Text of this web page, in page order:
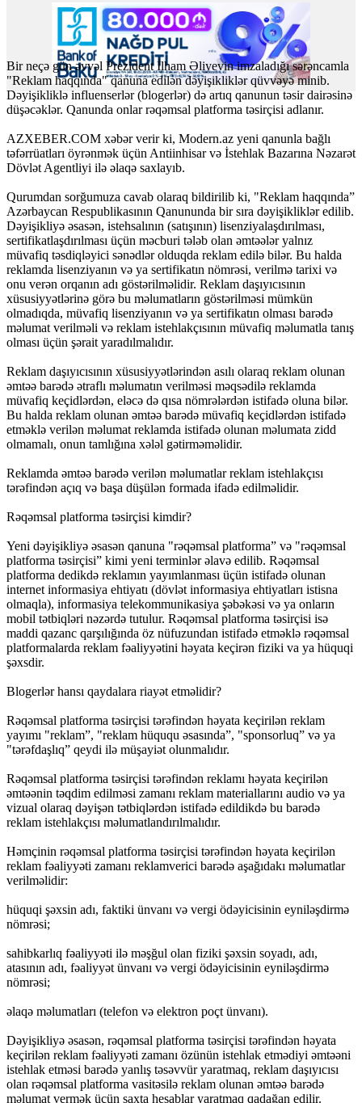
Bir neçə gün əvvəl Prezident İlham Əliyevin imzaladığı sərəncamla
"Reklam haqqında" qanuna edilən dəyişikliklər qüvvəyə minib.
Dəyişikliklə influenserlər (blogerlər) də artıq qanunun təsir dairəsinə
düşəcəklər. Qanunda onlar rəqəmsal platforma təsirçisi adlanır.
AZXEBER.COM xəbər verir ki, Modern.az yeni qanunla bağlı
təfərrüatları öyrənmək üçün Antiinhisar və İstehlak Bazarına Nəzarət
Dövlət Agentliyi ilə əlaqə saxlayıb.
Qurumdan sorğumuza cavab olaraq bildirilib ki, "Reklam haqqında”
Azərbaycan Respublikasının Qanununda bir sıra dəyişikliklər edilib.
Dəyişikliyə əsasən, istehsalının (satışının) lisenziyalaşdırılması,
sertifikatlaşdırılması üçün məcburi tələb olan əmtəələr yalnız
müvafiq təsdiqləyici sənədlər olduqda reklam edilə bilər. Bu halda
reklamda lisenziyanın və ya sertifikatın nömrəsi, verilmə tarixi və
onu verən orqanın adı göstərilməlidir. Reklam daşıyıcısının
xüsusiyyətlərinə görə bu məlumatların göstərilməsi mümkün
olmadıqda, müvafiq lisenziyanın və ya sertifikatın olması barədə
məlumat verilməli və reklam istehlakçısının müvafiq məlumatla tanış
olması üçün şərait yaradılmalıdır.
Reklam daşıyıcısının xüsusiyyətlərindən asılı olaraq reklam olunan
əmtəə barədə ətraflı məlumatın verilməsi məqsədilə reklamda
müvafiq keçidlərdən, eləcə də qısa nömrələrdən istifadə oluna bilər.
Bu halda reklam olunan əmtəə barədə müvafiq keçidlərdən istifadə
etməklə verilən məlumat reklamda istifadə olunan məlumata zidd
olmamalı, onun tamlığına xələl gətirməməlidir.
Reklamda əmtəə barədə verilən məlumatlar reklam istehlakçısı
tərəfindən açıq və başa düşülən formada ifadə edilməlidir.
Rəqəmsal platforma təsirçisi kimdir?
Yeni dəyişikliyə əsasən qanuna "rəqəmsal platforma” və "rəqəmsal
platforma təsirçisi” kimi yeni terminlər əlavə edilib. Rəqəmsal
platforma dedikdə reklamın yayımlanması üçün istifadə olunan
internet informasiya ehtiyatı (dövlət informasiya ehtiyatları istisna
olmaqla), informasiya telekommunikasiya şəbəkəsi və ya onların
mobil tətbiqləri nəzərdə tutulur. Rəqəmsal platforma təsirçisi isə
maddi qazanc qarşılığında öz nüfuzundan istifadə etməklə rəqəmsal
platformalarda reklam fəaliyyətini həyata keçirən fiziki va ya hüquqi
şəxsdir.
Blogerlər hansı qaydalara riayət etməlidir?
Rəqəmsal platforma təsirçisi tərəfindən həyata keçirilən reklam
yayımı "reklam”, "reklam hüququ əsasında”, "sponsorluq” və ya
"tərəfdaşlıq” qeydi ilə müşayiət olunmalıdır.
Rəqəmsal platforma təsirçisi tərəfindən reklamı həyata keçirilən
əmtəənin təqdim edilməsi zamanı reklam materiallarını audio və ya
vizual olaraq dəyişən tətbiqlərdən istifadə edildikdə bu barədə
reklam istehlakçısı məlumatlandırılmalıdır.
Həmçinin rəqəmsal platforma təsirçisi tərəfindən həyata keçirilən
reklam fəaliyyəti zamanı reklamverici barədə aşağıdakı məlumatlar
verilməlidir:
hüquqi şəxsin adı, faktiki ünvanı və vergi ödəyicisinin eyniləşdirmə
nömrəsi;
sahibkarlıq fəaliyyəti ilə məşğul olan fiziki şəxsin soyadı, adı,
atasının adı, fəaliyyət ünvanı və vergi ödəyicisinin eyniləşdirmə
nömrəsi;
əlaqə məlumatları (telefon və elektron poçt ünvanı).
Dəyişikliyə əsasən, rəqəmsal platforma təsirçisi tərəfindən həyata
keçirilən reklam fəaliyyəti zamanı özünün istehlak etmədiyi əmtəəni
istehlak etməsi barədə yanlış təsəvvür yaratmaq, reklam daşıyıcısı
olan rəqəmsal platforma vasitəsilə reklam olunan əmtəə barədə
məlumat vermək üçün saxta hesablar yaratmaq qadağan edilir.